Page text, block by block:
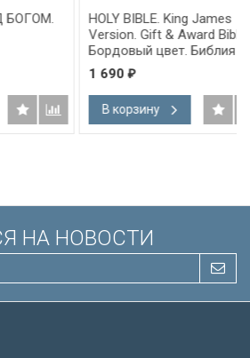
HOLY BIBLE. King James
Version. Gift & Award Bible.
Бордовый цвет. Библия
Короля Иакова на
английском языке.
Словарь, карты, закладка,
подарочная вкладка, слова
Иисуса выделены красным
1 690₽
В корзину
НА НОВОСТИ